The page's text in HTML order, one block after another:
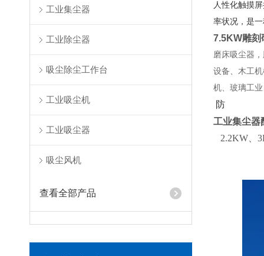
工业集尘器
工业除尘器
吸尘除尘工作台
工业吸尘机
工业吸尘器
吸尘风机
查看全部产品
人性化触摸
率状况，是
7.5KW雕刻
磨床吸尘器
设备、木工
机、玻璃工
防
工业集尘器
2.2KW、